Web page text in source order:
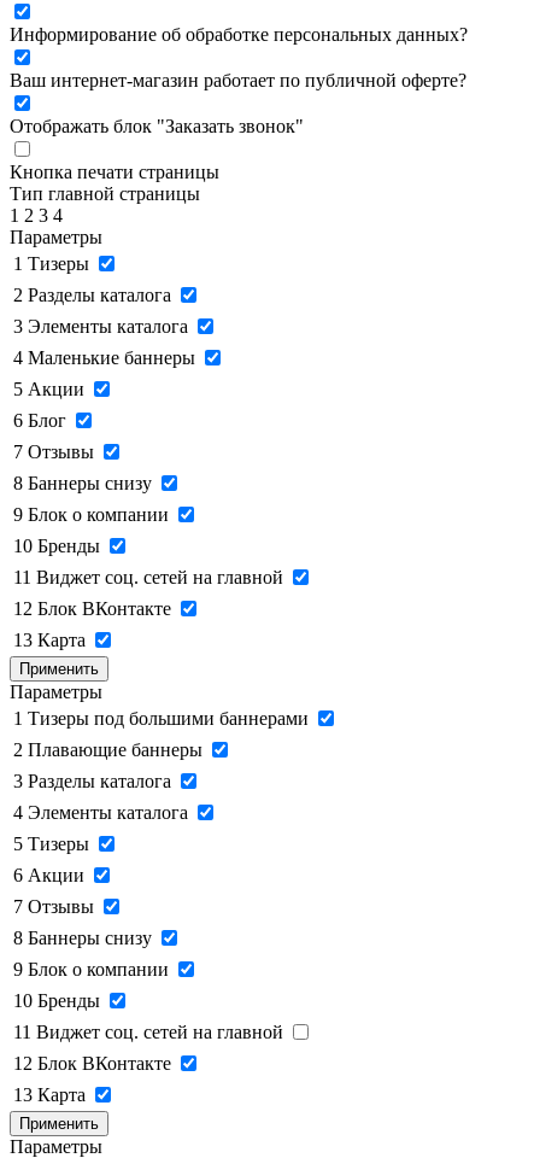
Информирование об обработке персональных данных?
Ваш интернет-магазин работает по публичной оферте?
Отображать блок "Заказать звонок"
Кнопка печати страницы
Тип главной страницы
1 2 3 4
Параметры
1 Тизеры
2 Разделы каталога
3 Элементы каталога
4 Маленькие баннеры
5 Акции
6 Блог
7 Отзывы
8 Баннеры снизу
9 Блок о компании
10 Бренды
11 Виджет соц. сетей на главной
12 Блок ВКонтакте
13 Карта
Применить
Параметры
1 Тизеры под большими баннерами
2 Плавающие баннеры
3 Разделы каталога
4 Элементы каталога
5 Тизеры
6 Акции
7 Отзывы
8 Баннеры снизу
9 Блок о компании
10 Бренды
11 Виджет соц. сетей на главной
12 Блок ВКонтакте
13 Карта
Применить
Параметры